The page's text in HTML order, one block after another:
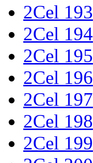
2Cel 193
2Cel 194
2Cel 195
2Cel 196
2Cel 197
2Cel 198
2Cel 199